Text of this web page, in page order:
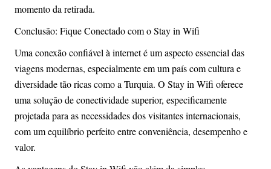
momento da retirada.
Conclusão: Fique Conectado com o Stay in Wifi
Uma conexão confiável à internet é um aspecto essencial das
viagens modernas, especialmente em um país com cultura e
diversidade tão ricas como a Turquia. O Stay in Wifi oferece
uma solução de conectividade superior, especificamente
projetada para as necessidades dos visitantes internacionais,
com um equilíbrio perfeito entre conveniência, desempenho e
valor.